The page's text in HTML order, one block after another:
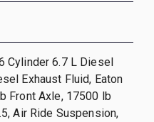
Cylinder 6.7 L Diesel
Exhaust Fluid, Eaton
Front Axle, 17500 lb
Air Ride Suspension,